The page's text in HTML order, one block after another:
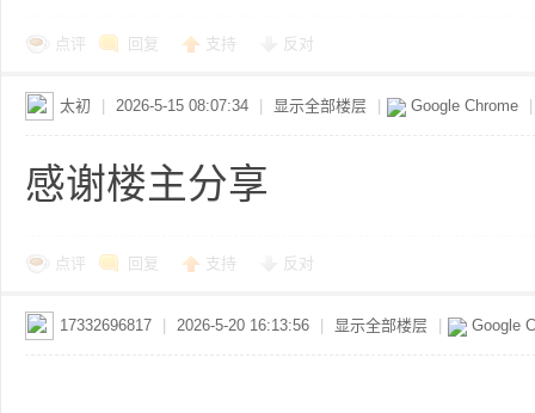
点评 回复 支持 反对
太初 2026-5-15 08:07:34 显示全部楼层 Google Chrome
感谢楼主分享
点评 回复 支持 反对
17332696817 2026-5-20 16:13:56 显示全部楼层 Google